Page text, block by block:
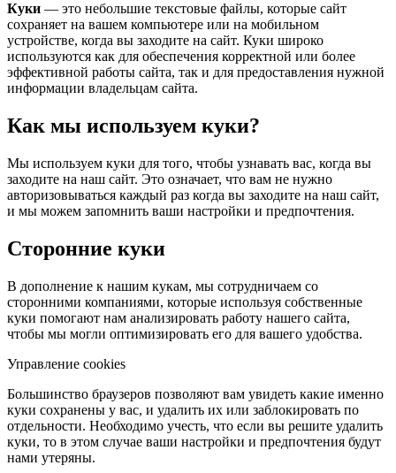
Куки — это небольшие текстовые файлы, которые сайт
сохраняет на вашем компьютере или на мобильном
устройстве, когда вы заходите на сайт. Куки широко
используются как для обеспечения корректной или более
эффективной работы сайта, так и для предоставления нужной
информации владельцам сайта.
Как мы используем куки?
Мы используем куки для того, чтобы узнавать вас, когда вы
заходите на наш сайт. Это означает, что вам не нужно
авторизовываться каждый раз когда вы заходите на наш сайт,
и мы можем запомнить ваши настройки и предпочтения.
Сторонние куки
В дополнение к нашим кукам, мы сотрудничаем со
сторонними компаниями, которые используя собственные
куки помогают нам анализировать работу нашего сайта,
чтобы мы могли оптимизировать его для вашего удобства.
Управление cookies
Большинство браузеров позволяют вам увидеть какие именно
куки сохранены у вас, и удалить их или заблокировать по
отдельности. Необходимо учесть, что если вы решите удалить
куки, то в этом случае ваши настройки и предпочтения будут
нами утеряны.